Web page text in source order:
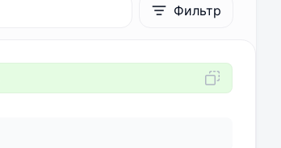
Фильтр